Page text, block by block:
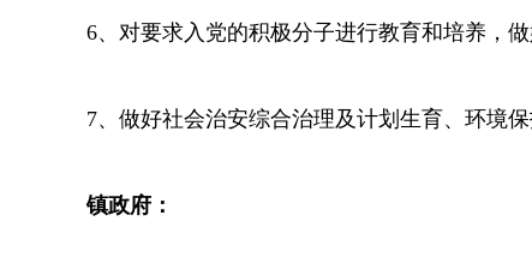
6、对要求入党的积极分子进行教育和培养，
7、做好社会治安综合治理及计划生育、环境
镇政府：